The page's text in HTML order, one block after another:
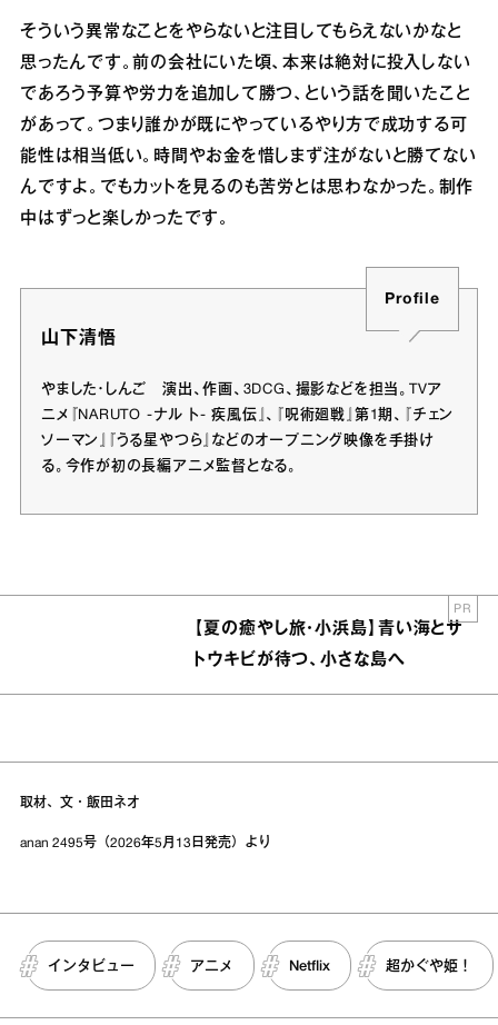
そういう異常なことをやらないと注目してもらえないかなと
思ったんです。前の会社にいた頃、本来は絶対に投入しない
であろう予算や労力を追加して勝つ、という話を聞いたこと
があって。つまり誰かが既にやっているやり方で成功する可
能性は相当低い。時間やお金を惜しまず注がないと勝てない
んですよ。でもカットを見るのも苦労とは思わなかった。制作
中はずっと楽しかったです。
Profile
山下清悟
やました・しんご 演出、作画、3DCG、撮影などを担当。TVア
ニメ『NARUTO -ナル ト- 疾風伝』、『呪術廻戦』第1期、『チェン
ソーマン』『うる星やつら』などのオープニング映像を手掛け
る。今作が初の長編アニメ監督となる。
【夏の癒やし旅・小浜島】青い海とサ
トウキビが待つ、小さな島へ
PR
取材、文・飯田ネオ
anan 2495号（2026年5月13日発売）より
インタビュー アニメ Netflix 超かぐや姫！